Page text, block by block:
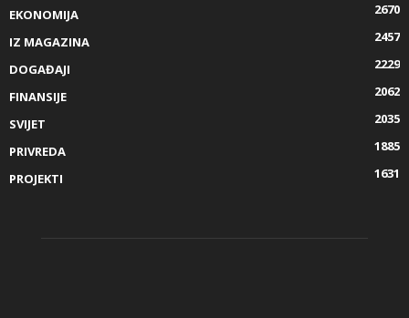
EKONOMIJA
2670
IZ MAGAZINA
2457
DOGAĐAJI
2229
FINANSIJE
2062
SVIJET
2035
PRIVREDA
1885
PROJEKTI
1631